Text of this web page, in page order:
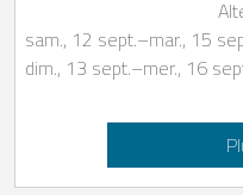
sam., 12 sept.–mar., 15
dim., 13 sept.–mer., 16